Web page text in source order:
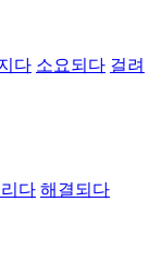
다 소요되다 걸려
다 해결되다